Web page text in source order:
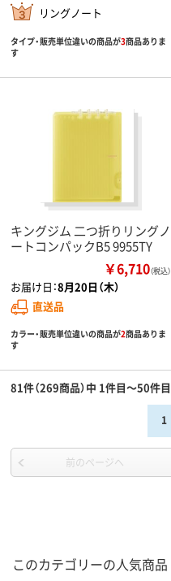
リングノート
タイプ・販売単位違いの商品が3商品ありま
す
キングジム 二つ折りリングノ
ートコンパックB5 9955TY
￥6,710（税込）
お届け日：8月20日（木）
直送品
カラー・販売単位違いの商品が2商品ありま
す
81件（269商品）中 1件目～50件目
1
前のページへ
このカテゴリーの人気商品